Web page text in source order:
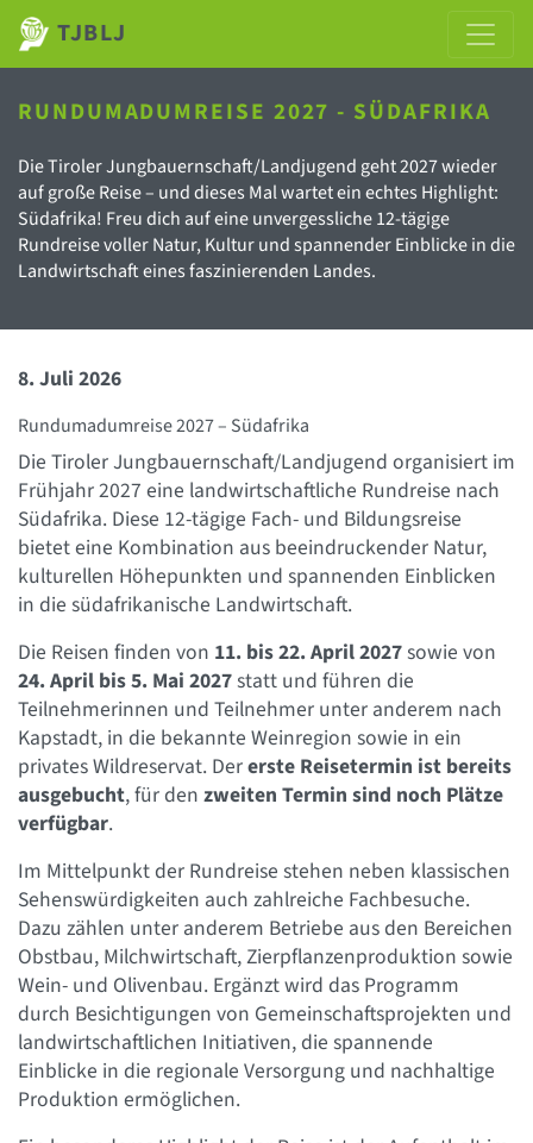
TJBLJ
RUNDUMADUMREISE 2027 - SÜDAFRIKA
Die Tiroler Jungbauernschaft/Landjugend geht 2027 wieder
auf große Reise – und dieses Mal wartet ein echtes Highlight:
Südafrika! Freu dich auf eine unvergessliche 12-tägige
Rundreise voller Natur, Kultur und spannender Einblicke in die
Landwirtschaft eines faszinierenden Landes.
8. Juli 2026
Rundumadumreise 2027 – Südafrika
Die Tiroler Jungbauernschaft/Landjugend organisiert im
Frühjahr 2027 eine landwirtschaftliche Rundreise nach
Südafrika. Diese 12-tägige Fach- und Bildungsreise
bietet eine Kombination aus beeindruckender Natur,
kulturellen Höhepunkten und spannenden Einblicken
in die südafrikanische Landwirtschaft.
Die Reisen finden von 11. bis 22. April 2027sowie von
24. April bis 5. Mai 2027statt und führen die
Teilnehmerinnen und Teilnehmer unter anderem nach
Kapstadt, in die bekannte Weinregion sowie in ein
privates Wildreservat. Dererste Reisetermin ist bereits
ausgebucht, für den zweiten Termin sind noch Plätze
verfügbar.
Im Mittelpunkt der Rundreise stehen neben klassischen
Sehenswürdigkeiten auch zahlreiche Fachbesuche.
Dazu zählen unter anderem Betriebe aus den Bereichen
Obstbau, Milchwirtschaft, Zierpflanzenproduktion sowie
Wein- und Olivenbau. Ergänzt wird das Programm
durch Besichtigungen von Gemeinschaftsprojekten und
landwirtschaftlichen Initiativen, die spannende
Einblicke in die regionale Versorgung und nachhaltige
Produktion ermöglichen.